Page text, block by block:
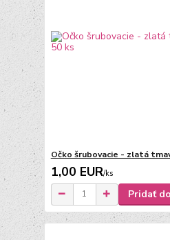
Očko šrubovacie - zlatá
1,00 EUR/ks
Pridať